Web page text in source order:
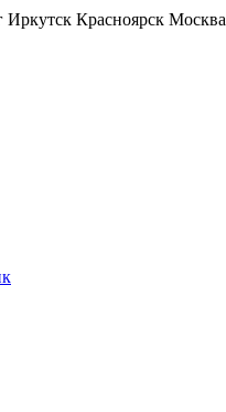
Иркутск Красноярск Москва